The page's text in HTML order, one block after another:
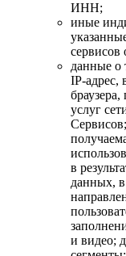
ИНН;
иные
сервисов
данные о
IP-адрес,
услуг
в
данных,
и видео;